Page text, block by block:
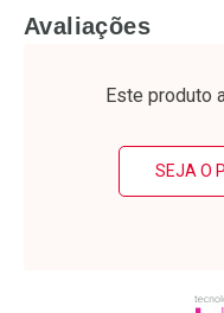
Laboratório
Por Menos
Avaliações
Este produto
SEJA O